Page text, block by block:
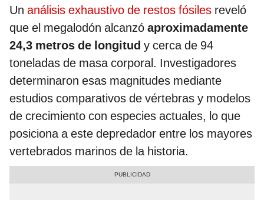
Un análisis exhaustivo de restos fósiles reveló
que el megalodón alcanzó aproximadamente
24,3 metros de longitud y cerca de 94
toneladas de masa corporal. Investigadores
determinaron esas magnitudes mediante
estudios comparativos de vértebras y modelos
de crecimiento con especies actuales, lo que
posiciona a este depredador entre los mayores
vertebrados marinos de la historia.